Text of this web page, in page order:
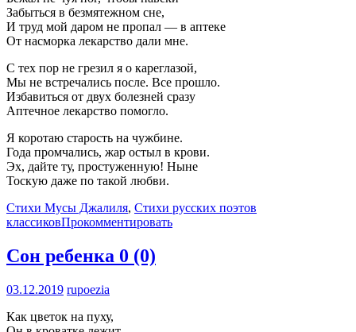
Забыться в безмятежном сне,
И труд мой даром не пропал — в аптеке
От насморка лекарство дали мне.
С тех пор не грезил я о кареглазой,
Мы не встречались после. Все прошло.
Избавиться от двух болезней сразу
Аптечное лекарство помогло.
Я коротаю старость на чужбине.
Года промчались, жар остыл в крови.
Эх, дайте ту, простуженную! Ныне
Тоскую даже по такой любви.
Стихи Мусы Джалиля, Стихи русских поэтов
классиковПрокомментировать
Сон ребенка 0 (0)
03.12.2019 rupoezia
Как цветок на пуху,